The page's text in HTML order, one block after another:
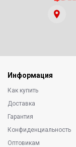
Информация
Как купить
Доставка
Гарантия
Конфиденциальность
Оптовикам